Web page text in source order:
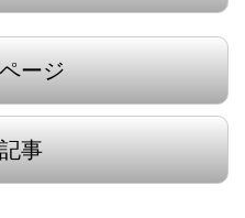
ージ
事